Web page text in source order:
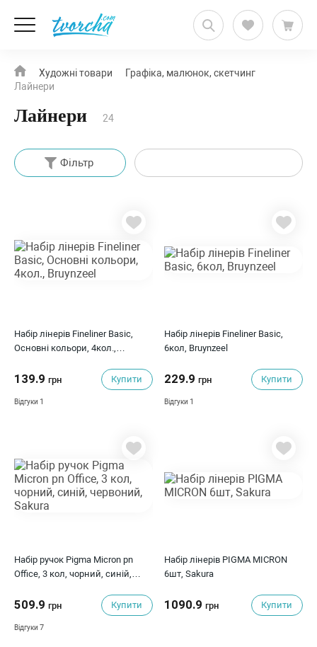
Художні товари
Графіка, малюнок, скетчинг
Лайнери
Лайнери 24
Фільтр
Набір лінерів Fineliner Basic,
Основні кольори, 4кол.,
139.9 грн Купити
Відгуки 1
Набір лінерів Fineliner Basic,
6кол, Bruynzeel
229.9грн Купити
Відгуки 1
Набір ручок Pigma Micron pn
Office, 3 кол, чорний, синій,
509.9 грн Купити
Відгуки 7
Набір лінерів PIGMA MICRON
6шт, Sakura
1090.9грн Купити